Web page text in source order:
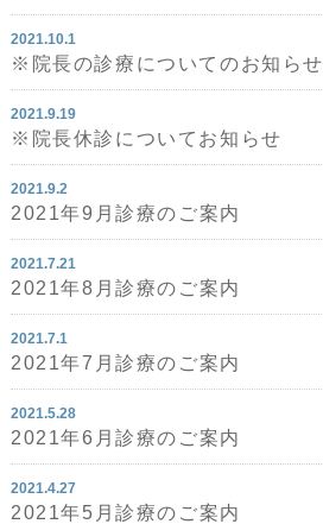
2021.10.1
※院長の診療についてのお知らせ
2021.9.19
※院長休診についてお知らせ
2021.9.2
2021年9月診療のご案内
2021.7.21
2021年8月診療のご案内
2021.7.1
2021年7月診療のご案内
2021.5.28
2021年6月診療のご案内
2021.4.27
2021年5月診療のご案内